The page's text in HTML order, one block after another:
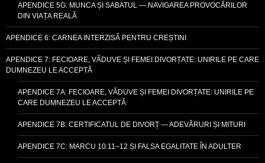
APENDICE 5G: MUNCA ȘI SABATUL — NAVIGAREA PROVOCĂRILOR
DIN VIAȚA REALĂ
APENDICE 6: CARNEA INTERZISĂ PENTRU CREȘTINI
APENDICE 7: FECIOARE, VĂDUVE ȘI FEMEI DIVORȚATE: UNIRILE PE CARE
DUMNEZEU LE ACCEPTĂ
APENDICE 7A: FECIOARE, VĂDUVE ȘI FEMEI DIVORȚATE: UNIRILE PE
CARE DUMNEZEU LE ACCEPTĂ
APENDICE 7B: CERTIFICATUL DE DIVORȚ — ADEVĂRURI ȘI MITURI
APENDICE 7C: MARCU 10:11–12 ȘI FALSA EGALITATE ÎN ADULTER